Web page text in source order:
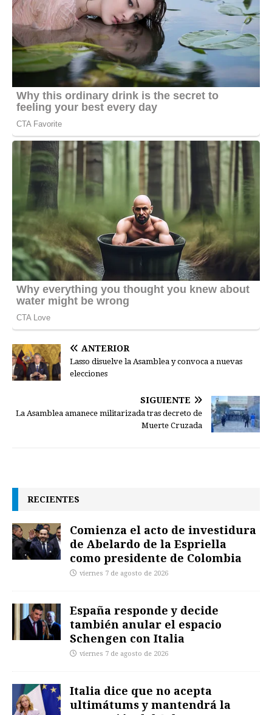
ANTERIOR
Lasso disuelve la Asamblea y convoca a nuevas
elecciones
SIGUIENTE
La Asamblea amanece militarizada tras decreto de
Muerte Cruzada
RECIENTES
Comienza el acto de investidura
de Abelardo de la Espriella
como presidente de Colombia
viernes 7 de agosto de 2026
España responde y decide
también anular el espacio
Schengen con Italia
viernes 7 de agosto de 2026
Italia dice que no acepta
ultimátums y mantendrá la